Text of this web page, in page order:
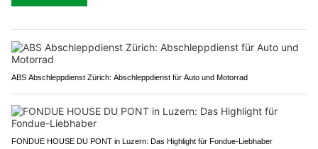
ABS Abschleppdienst Zürich: Abschleppdienst für Auto und Motorrad
FONDUE HOUSE DU PONT in Luzern: Das Highlight für Fondue-Liebhaber